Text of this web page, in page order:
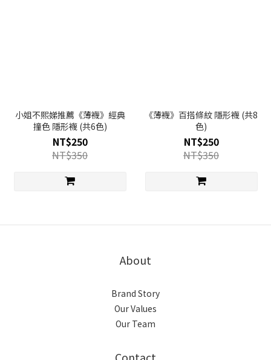
小姐不熙娣推薦《薄襪》經典
撞色 隱形襪 (共6色)
NT$250
NT$350
《薄襪》百搭條紋 隱形襪 (共8
色)
NT$250
NT$350
About
Brand Story
Our Values
Our Team